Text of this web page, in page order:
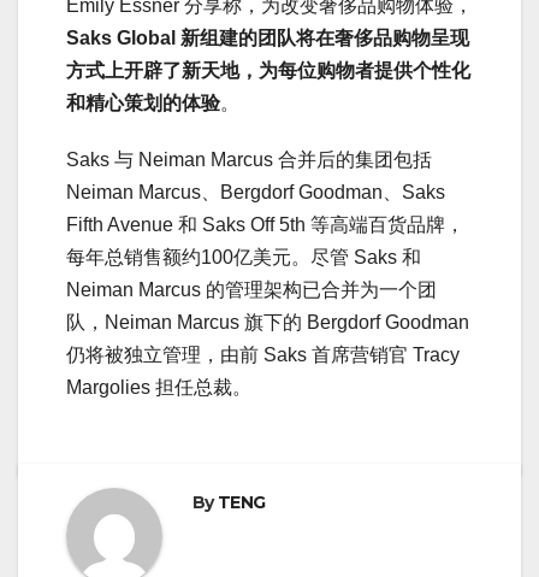
Emily Essner 分享称，为改变奢侈品购物体验，
Saks Global 新组建的团队将在奢侈品购物呈现
方式上开辟了新天地，为每位购物者提供个性化
和精心策划的体验。
Saks 与 Neiman Marcus 合并后的集团包括
Neiman Marcus、Bergdorf Goodman、Saks
Fifth Avenue 和 Saks Off 5th 等高端百货品牌，
每年总销售额约100亿美元。尽管 Saks 和
Neiman Marcus 的管理架构已合并为一个团
队，Neiman Marcus 旗下的 Bergdorf Goodman
仍将被独立管理，由前 Saks 首席营销官 Tracy
Margolies 担任总裁。
ByTENG